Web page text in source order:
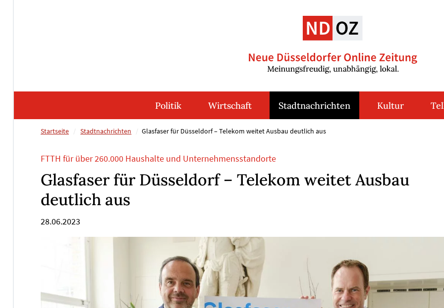
Politik Wirtschaft Stadtnachrichten Kultur
Startseite Stadtnachrichten Glasfaser für Düsseldorf – Telekom weitet Ausbau deutlich aus
FTTH für über 260.000 Haushalte und Unternehmensstandorte
Glasfaser für Düsseldorf – Telekom weitet Ausbau
deutlich aus
28.06.2023